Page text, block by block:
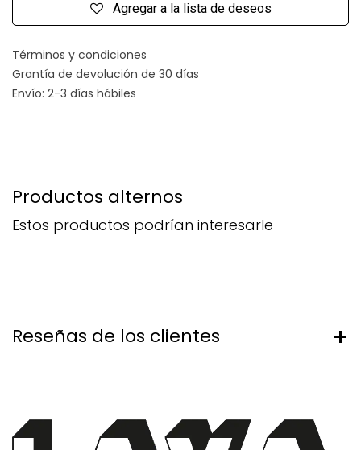
Agregar a la lista de deseos
Términos y condiciones
Grantía de devolución de 30 días
Envío: 2-3 días hábiles
Productos alternos
Estos productos podrían interesarle
Reseñas de los clientes